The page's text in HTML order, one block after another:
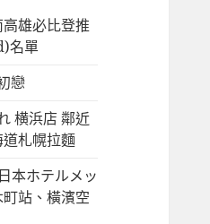
雄必比登推
名單
戀
横浜店 鄰近
札幌拉麵
本ホテルメッ
站、橫濱空